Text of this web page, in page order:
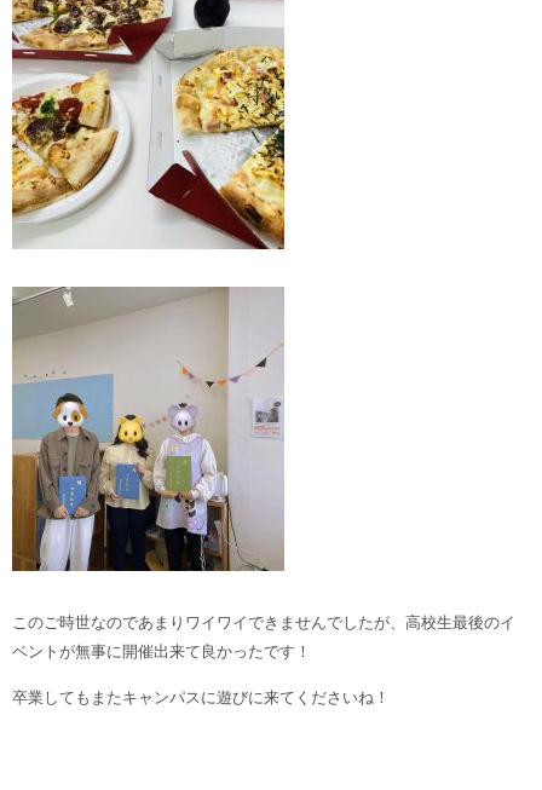
このご時世なのであまりワイワイできませんでしたが、高校生最後のイ
ベントが無事に開催出来て良かったです！
卒業してもまたキャンパスに遊びに来てくださいね！